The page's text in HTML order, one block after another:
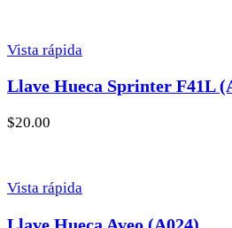
Vista rápida
Llave Hueca Sprinter F41L
$20.00
Vista rápida